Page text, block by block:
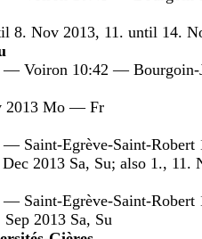
8. Nov 2013, 11. until 14.
— Voiron 10:42 —
2013 Mo — Fr
— Saint-Egrève-Saint-
2013 Sa, Su; also 1., 11.
— Saint-Egrève-Saint-
2013 Sa, Su